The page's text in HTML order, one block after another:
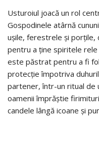
Usturoiul joacă un rol
Gospodinele atârnă
ușile, ferestrele și porțile,
pentru a ține spiritele
este păstrat pentru a fi
protecție împotriva
partener, într-un ritual
oamenii împrăștie
candele lângă icoane și